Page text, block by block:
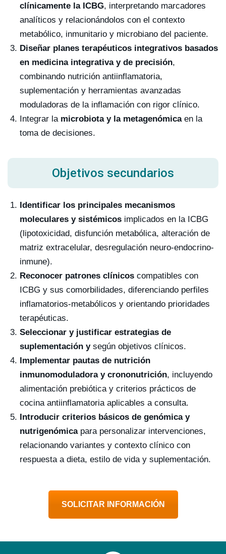
clínicamente la ICBG, interpretando marcadores
analíticos y relacionándolos con el contexto
metabólico, inmunitario y microbiano del paciente.
Diseñar planes terapéuticos integrativos basados
en medicina integrativa y de precisión,
combinando nutrición antiinflamatoria,
suplementación y herramientas avanzadas
moduladoras de la inflamación con rigor clínico.
Integrar la microbiota y la metagenómica en la
toma de decisiones.
Objetivos secundarios
Identificar los principales mecanismos
moleculares y sistémicos implicados en la ICBG
(lipotoxicidad, disfunción metabólica, alteración de
matriz extracelular, desregulación neuro-endocrino-
inmune).
Reconocer patrones clínicos compatibles con
ICBG y sus comorbilidades, diferenciando perfiles
inflamatorios-metabólicos y orientando prioridades
terapéuticas.
Seleccionar y justificar estrategias de
suplementación y según objetivos clínicos.
Implementar pautas de nutrición
inmunomoduladora y crononutrición, incluyendo
alimentación prebiótica y criterios prácticos de
cocina antiinflamatoria aplicables a consulta.
Introducir criterios básicos de genómica y
nutrigenómicapara personalizar intervenciones,
relacionando variantes y contexto clínico con
respuesta a dieta, estilo de vida y suplementación.
SOLICITAR INFORMACIÓN